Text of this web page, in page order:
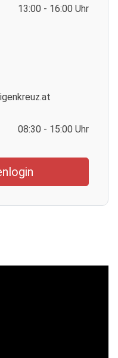
13:00 - 16:00 Uhr
08:30 - 15:00 Uhr